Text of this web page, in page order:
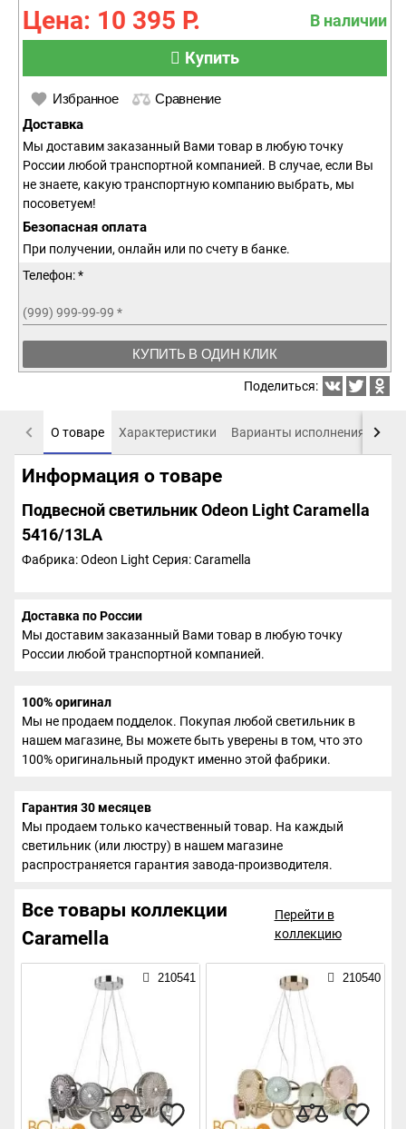
Цена: 10 395 Р.
В наличии
Купить
Избранное Сравнение
Доставка
Мы доставим заказанный Вами товар в любую точку
России любой транспортной компанией. В случае, если Вы
не знаете, какую транспортную компанию выбрать, мы
посоветуем!
Безопасная оплата
При получении, онлайн или по счету в банке.
Телефон: *
(999) 999-99-99 *
КУПИТЬ В ОДИН КЛИК
Поделиться:
О товаре Характеристики Варианты исполнения
Информация о товаре
Подвесной светильник Odeon Light Caramella
5416/13LA
Фабрика: Odeon Light Серия: Caramella
Доставка по России
Мы доставим заказанный Вами товар в любую точку
России любой транспортной компанией.
100% оригинал
Мы не продаем подделок. Покупая любой светильник в
нашем магазине, Вы можете быть уверены в том, что это
100% оригинальный продукт именно этой фабрики.
Гарантия 30 месяцев
Мы продаем только качественный товар. На каждый
светильник (или люстру) в нашем магазине
распространяется гарантия завода-производителя.
Все товары коллекции
Caramella
Перейти в
коллекцию
210541 210540